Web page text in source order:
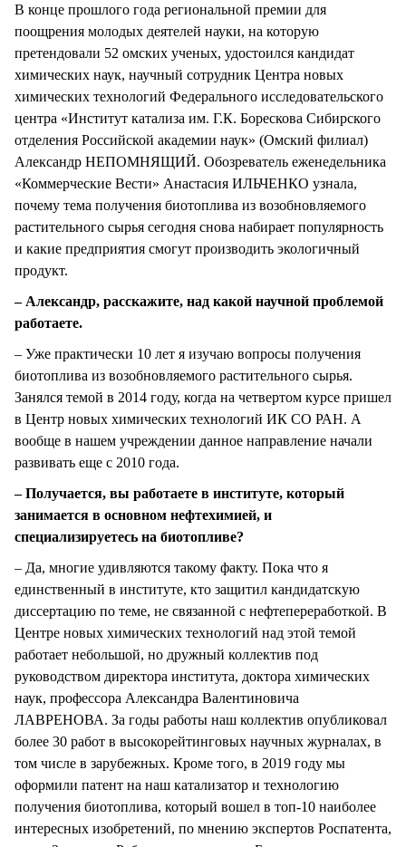
В конце прошлого года региональной премии для
поощрения молодых деятелей науки, на которую
претендовали 52 омских ученых, удостоился кандидат
химических наук, научный сотрудник Центра новых
химических технологий Федерального исследовательского
центра «Институт катализа им. Г.К. Борескова Сибирского
отделения Российской академии наук» (Омский филиал)
Александр НЕПОМНЯЩИЙ. Обозреватель еженедельника
«Коммерческие Вести» Анастасия ИЛЬЧЕНКО узнала,
почему тема получения биотоплива из возобновляемого
растительного сырья сегодня снова набирает популярность
и какие предприятия смогут производить экологичный
продукт.
– Александр, расскажите, над какой научной проблемой
работаете.
– Уже практически 10 лет я изучаю вопросы получения
биотоплива из возобновляемого растительного сырья.
Занялся темой в 2014 году, когда на четвертом курсе пришел
в Центр новых химических технологий ИК СО РАН. А
вообще в нашем учреждении данное направление начали
развивать еще с 2010 года.
– Получается, вы работаете в институте, который
занимается в основном нефтехимией, и
специализируетесь на биотопливе?
– Да, многие удивляются такому факту. Пока что я
единственный в институте, кто защитил кандидатскую
диссертацию по теме, не связанной с нефтепереработкой. В
Центре новых химических технологий над этой темой
работает небольшой, но дружный коллектив под
руководством директора института, доктора химических
наук, профессора Александра Валентиновича
ЛАВРЕНОВА. За годы работы наш коллектив опубликовал
более 30 работ в высокорейтинговых научных журналах, в
том числе в зарубежных. Кроме того, в 2019 году мы
оформили патент на наш катализатор и технологию
получения биотоплива, который вошел в топ-10 наиболее
интересных изобретений, по мнению экспертов Роспатента,